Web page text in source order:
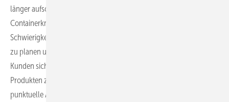
länger aufschiebbar ist. Weitere Belastungen sind Material- und
Containerknappheit sowie allgemeine Preissteigerungen und die
Schwierigkeiten der Transportnetzwerke. Hier ist es wichtig, sauber
zu planen und mit den Logistikexperten zu managen und dem
Kunden sichere und zuverlässige Versorgung mit den benötigten
Produkten zu gewährleisten. Das gelingt uns bisher ganz gut, wobei
punktuelle Allokationen der Produkt durch die Lieferanten nicht